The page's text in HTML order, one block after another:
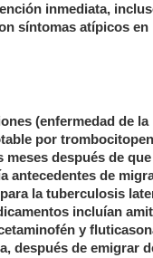
inmediata,
síntomas atípicos en
(enfermedad de
por
después de
antecedentes de
la tuberculosis
incluían
y
después de emigrar